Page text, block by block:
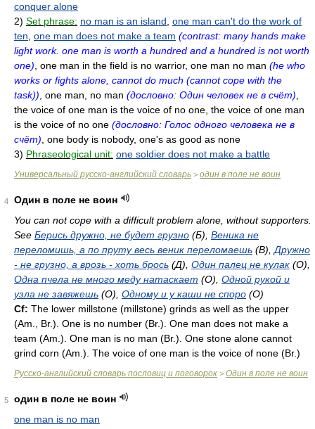
conquer alone
2) Set phrase: no man is an island one man can't do the work of
ten one man does not make a team (contrast: many hands make
light work. one man is worth a hundred and a hundred is not worth
one) , one man in the field is no warrior, one man no man (he who
works or fights alone, cannot do much (cannot cope with the
task)) , one man, no man (дословно: Один человек не в счёт)
the voice of one man is the voice of no one, the voice of one man
is the voice of no one (дословно: Голос одного человека не в
счёт) , one body is nobody, one's as good as none
3) Phraseological unit: one soldier does not make a battle
Универсальный русско-английский словарь > один в поле не воин
4
Один в поле не воин
You can not соре with a difficult problem alone, without supporters.
See Берись дружно, не будет грузно (Б), Веника не
переломишь, а по пруту весь веник переломаешь (B), Дружно
- не грузно, а врозь - хоть брось (Д), Один палец не кулак (O),
Одна пчела не много меду натаскает (O), Одной рукой и
узла не завяжешь (O), Одному и у каши не споро (O)
Cf: The lower millstone (millstone) grinds as well as the upper
(Am. Br.). One is no number (Br.). One man does not make a
team (Am. ). One man is no man (Br.). One stone alone cannot
grind corn (Am. ). The voice of one man is the voice of none (Br.)
Русско-английский словарь пословиц и поговорок > Один в поле не воин
5
один в поле не воин
one man is no man